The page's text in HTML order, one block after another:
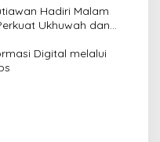
Hadiri Malam
Ukhuwah dan
Digital melalui